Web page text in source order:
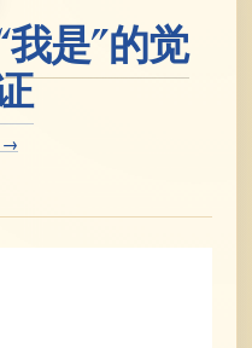
是”的觉
→